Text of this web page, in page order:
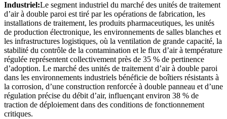
Industriel:Le segment industriel du marché des unités de traitement
d’air à double paroi est tiré par les opérations de fabrication, les
installations de traitement, les produits pharmaceutiques, les unités
de production électronique, les environnements de salles blanches et
les infrastructures logistiques, où la ventilation de grande capacité, la
stabilité du contrôle de la contamination et le flux d’air à température
régulée représentent collectivement près de 35 % de pertinence
d’adoption. Le marché des unités de traitement d’air à double paroi
dans les environnements industriels bénéficie de boîtiers résistants à
la corrosion, d’une construction renforcée à double panneau et d’une
régulation précise du débit d’air, influençant environ 38 % de
traction de déploiement dans des conditions de fonctionnement
critiques.